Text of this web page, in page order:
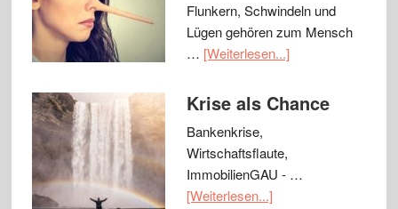
Flunkern, Schwindeln und
Lügen gehören zum Mensch
… [Weiterlesen...]
Krise als Chance
Bankenkrise,
Wirtschaftsflaute,
ImmobilienGAU - …
[Weiterlesen...]